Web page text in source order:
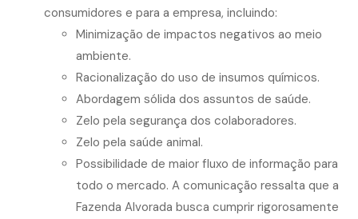
consumidores e para a empresa, incluindo:
Minimização de impactos negativos ao meio
ambiente.
Racionalização do uso de insumos químicos.
Abordagem sólida dos assuntos de saúde.
Zelo pela segurança dos colaboradores.
Zelo pela saúde animal.
Possibilidade de maior fluxo de informação para
todo o mercado. A comunicação ressalta que a
Fazenda Alvorada busca cumprir rigorosamente